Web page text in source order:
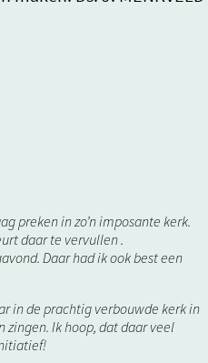
preken in zo’n imposante kerk.
daar te vervullen .
Daar had ik ook best een
in de prachtig verbouwde kerk in
Ik hoop, dat daar veel